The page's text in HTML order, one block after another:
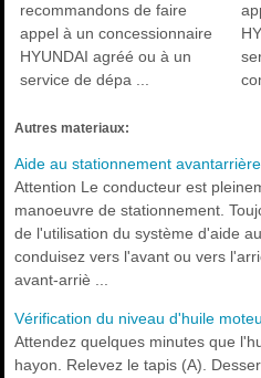
recommandons de faire
appel à un concessionnaire
HYUNDAI agréé ou à un
service de dépa ...
Autres materiaux:
Aide au stationnement avantarrière
Attention Le conducteur est
manoeuvre de stationnement.
de l'utilisation du système d'aide
conduisez vers l'avant ou vers
avant-arriè ...
Vérification du niveau d'huile
Attendez quelques minutes que
hayon. Relevez le tapis (A).